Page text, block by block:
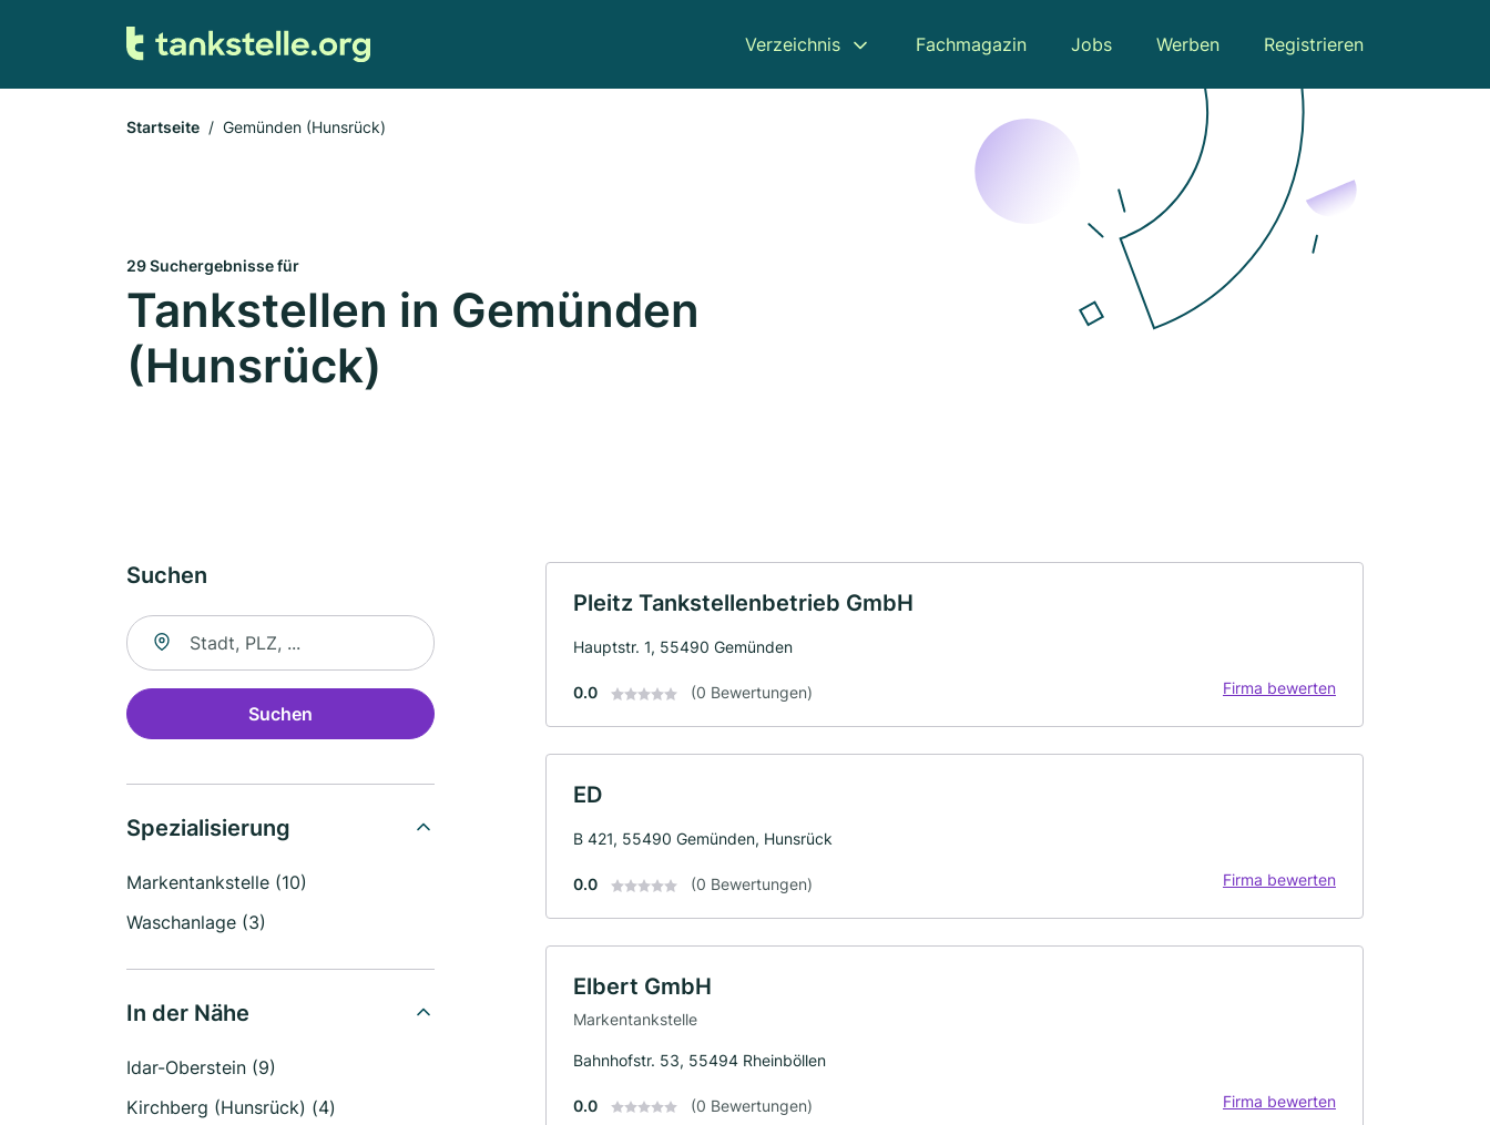
Verzeichnis Fachmagazin Jobs Werben Registrieren
Startseite Gemünden (Hunsrück)
29 Suchergebnisse für
Tankstellen in Gemünden
(Hunsrück)
Suchen
Suche nach Ort
Suchen
Spezialisierung
Markentankstelle (10)
Waschanlage (3)
In der Nähe
Idar-Oberstein (9)
Kirchberg (Hunsrück) (4)
Pleitz Tankstellenbetrieb GmbH
Hauptstr. 1, 55490 Gemünden
0.0 (0 Bewertungen) Firma bewerten
ED
B 421, 55490 Gemünden, Hunsrück
0.0 (0 Bewertungen) Firma bewerten
Elbert GmbH
Markentankstelle
Bahnhofstr. 53, 55494 Rheinböllen
0.0 (0 Bewertungen) Firma bewerten